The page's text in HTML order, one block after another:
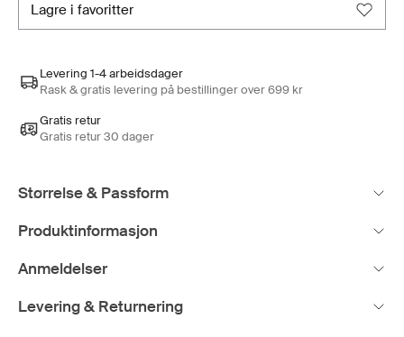
lagre i favoritter
Levering 1-4 arbeidsdager
Rask & gratis levering på bestillinger over 699 kr
Gratis retur
Gratis retur 30 dager
Størrelse & Passform
Produktinformasjon
Anmeldelser
Levering & Returnering